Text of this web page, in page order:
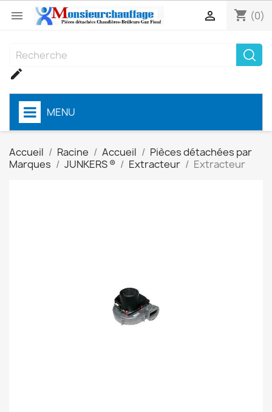
 shopping_cart (0)


MENU
Accueil Racine Accueil
Pièces détachées par
Marques
JUNKERS ® Extracteur Extracteur